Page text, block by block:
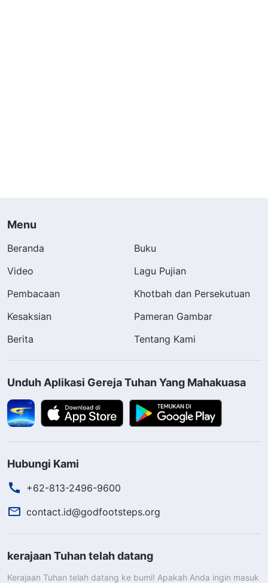
Menu
Beranda
Buku
Video
Lagu Pujian
Pembacaan
Khotbah dan Persekutuan
Kesaksian
Pameran Gambar
Berita
Tentang Kami
Unduh Aplikasi Gereja Tuhan Yang Mahakuasa
Hubungi Kami
+62-813-2496-9600
contact.id@godfootsteps.org
kerajaan Tuhan telah datang
Kerajaan Tuhan telah datang ke bumi! Apakah Anda ingin masuk